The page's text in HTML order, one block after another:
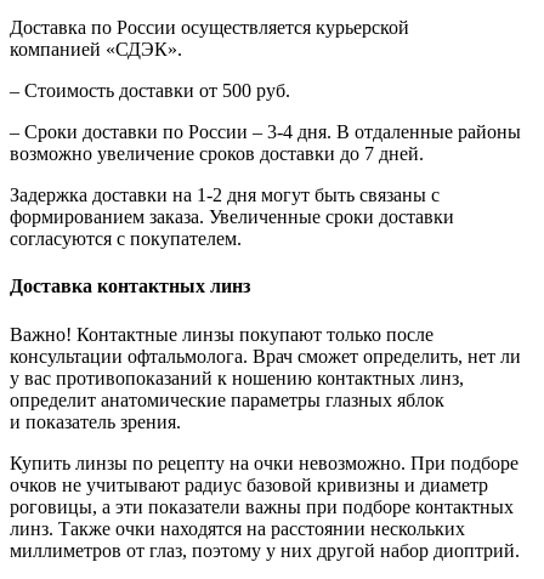
Доставка по России осуществляется курьерской
компанией «СДЭК».
– Стоимость доставки от 500 руб.
– Сроки доставки по России – 3-4 дня. В отдаленные районы
возможно увеличение сроков доставки до 7 дней.
Задержка доставки на 1-2 дня могут быть связаны с
формированием заказа. Увеличенные сроки доставки
согласуются с покупателем.
Доставка контактных линз
Важно! Контактные линзы покупают только после
консультации офтальмолога. Врач сможет определить, нет ли
у вас противопоказаний к ношению контактных линз,
определит анатомические параметры глазных яблок
и показатель зрения.
Купить линзы по рецепту на очки невозможно. При подборе
очков не учитывают радиус базовой кривизны и диаметр
роговицы, а эти показатели важны при подборе контактных
линз. Также очки находятся на расстоянии нескольких
миллиметров от глаз, поэтому у них другой набор диоптрий.